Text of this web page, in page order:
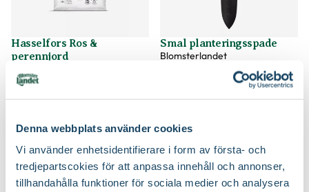
Denna webbplats använder cookies
Vi använder enhetsidentifierare i form av första- och
tredjepartscokies för att anpassa innehåll och annonser,
tillhandahålla funktioner för sociala medier och analysera
Hasselfors Ros &
perennjord
7990
Välj butik
Till Produkten
Smal planteringsspade
Blomsterlandet
Välj butik
2 för 99:- 3 för 99:-